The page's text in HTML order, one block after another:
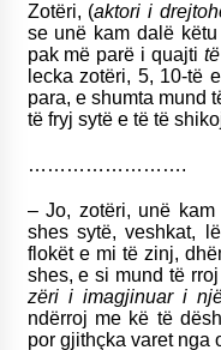
Zotëri, (aktori i
se unë kam dalë
pak më parë i quajti
lecka zotëri, 5, 10-të
para, e shumta mund
të fryj sytë e të të
…………………….
– Jo, zotëri, unë
shes sytë, veshkat,
flokët e mi të zinj,
shes, e si mund të
zëri i imagjinuar i
ndërroj me kë të
por gjithçka varet nga